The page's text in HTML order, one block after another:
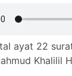
ayat 22
Khalilil